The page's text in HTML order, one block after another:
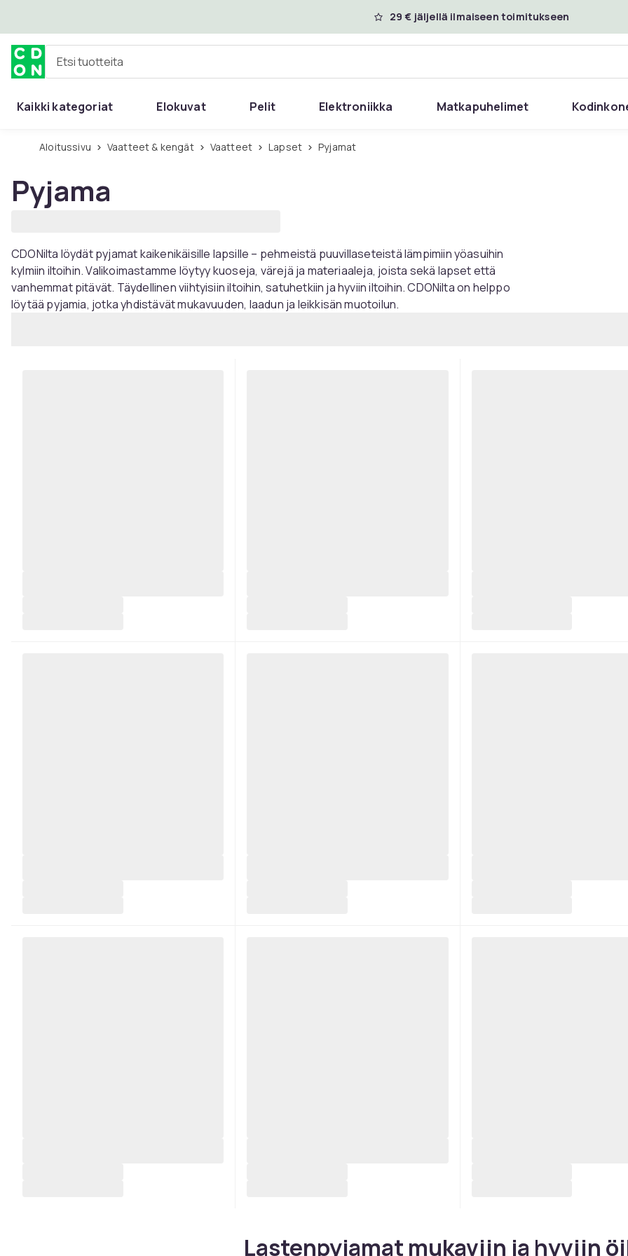
29 € jäljellä ilmaiseen toimitukseen
Etsi tuotteita
Kaikki kategoriat Elokuvat Pelit Elektroniikka Matkapuhelimet
Aloitussivu Vaatteet & kengät Vaatteet Lapset Pyjamat
Pyjama
CDONilta löydät pyjamat kaikenikäisille lapsille – pehmeistä puuvillaseteistä lämpimiin yöasuihin
kylmiin iltoihin. Valikoimastamme löytyy kuoseja, värejä ja materiaaleja, joista sekä lapset että
vanhemmat pitävät. Täydellinen viihtyisiin iltoihin, satuhetkiin ja hyviin iltoihin. CDONilta on helppo
löytää pyjamia, jotka yhdistävät mukavuuden, laadun ja leikkisän muotoilun.
Lastenpyjamat mukaviin ja hyviin